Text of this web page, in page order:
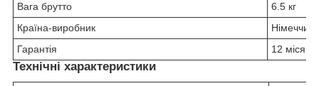
Вага брутто
6.5 кг
Країна-виробник
Гарантія
12 місяців
Технічні характеристики